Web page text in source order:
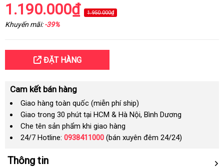
1.190.000₫ 1.950.000₫
Khuyến mãi:-39%
ĐẶT HÀNG
Cam kết bán hàng
Giao hàng toàn quốc (miễn phí ship)
Giao trong 30 phút tại HCM & Hà Nội, Bình Dương
Che tên sản phẩm khi giao hàng
24/7 Hotline: 0938411000 (bán xuyên đêm 24/24)
Thông tin